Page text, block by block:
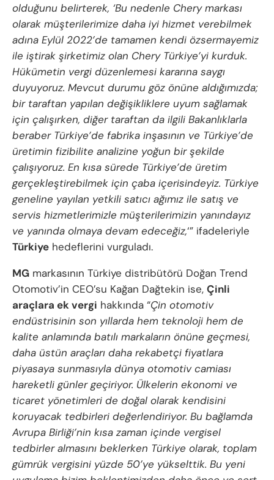
olduğunu belirterek, ‘Bu nedenle Chery markası
olarak müşterilerimize daha iyi hizmet verebilmek
adına Eylül 2022’de tamamen kendi özsermayemiz
ile iştirak şirketimiz olan Chery Türkiye’yi kurduk.
Hükümetin vergi düzenlemesi kararına saygı
duyuyoruz. Mevcut durumu göz önüne aldığımızda;
bir taraftan yapılan değişikliklere uyum sağlamak
için çalışırken, diğer taraftan da ilgili Bakanlıklarla
beraber Türkiye’de fabrika inşasının ve Türkiye’de
üretimin fizibilite analizine yoğun bir şekilde
çalışıyoruz. En kısa sürede Türkiye’de üretim
gerçekleştirebilmek için çaba içerisindeyiz. Türkiye
geneline yayılan yetkili satıcı ağımız ile satış ve
servis hizmetlerimizle müşterilerimizin yanındayız
ve yanında olmaya devam edeceğiz,‘” ifadeleriyle
Türkiye hedeflerini vurguladı.
MG markasının Türkiye distribütörü Doğan Trend
Otomotiv’in CEO’su Kağan Dağtekin ise, Çinli
araçlara ek vergi hakkında “Çin otomotiv
endüstrisinin son yıllarda hem teknoloji hem de
kalite anlamında batılı markaların önüne geçmesi,
daha üstün araçları daha rekabetçi fiyatlara
piyasaya sunmasıyla dünya otomotiv camiası
hareketli günler geçiriyor. Ülkelerin ekonomi ve
ticaret yönetimleri de doğal olarak kendisini
koruyacak tedbirleri değerlendiriyor. Bu bağlamda
Avrupa Birliği’nin kısa zaman içinde vergisel
tedbirler almasını beklerken Türkiye olarak, toplam
gümrük vergisini yüzde 50’ye yükselttik. Bu yeni